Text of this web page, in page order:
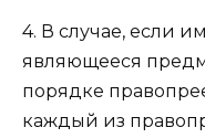
4. В случае, если
являющееся
порядке
каждый из